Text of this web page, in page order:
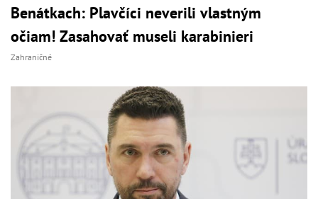
Benátkach: Plavčíci neverili vlastným
očiam! Zasahovať museli karabinieri
Zahraničné